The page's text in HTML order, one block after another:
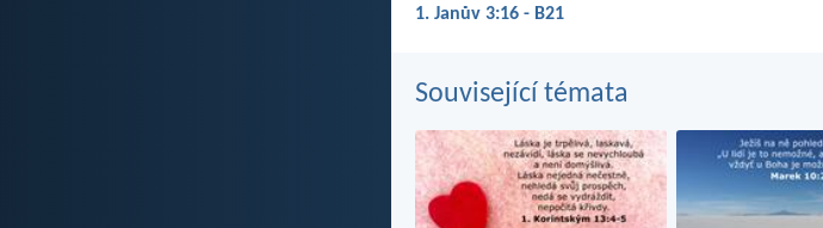
1. Janův 3:16 - B21
Související témata